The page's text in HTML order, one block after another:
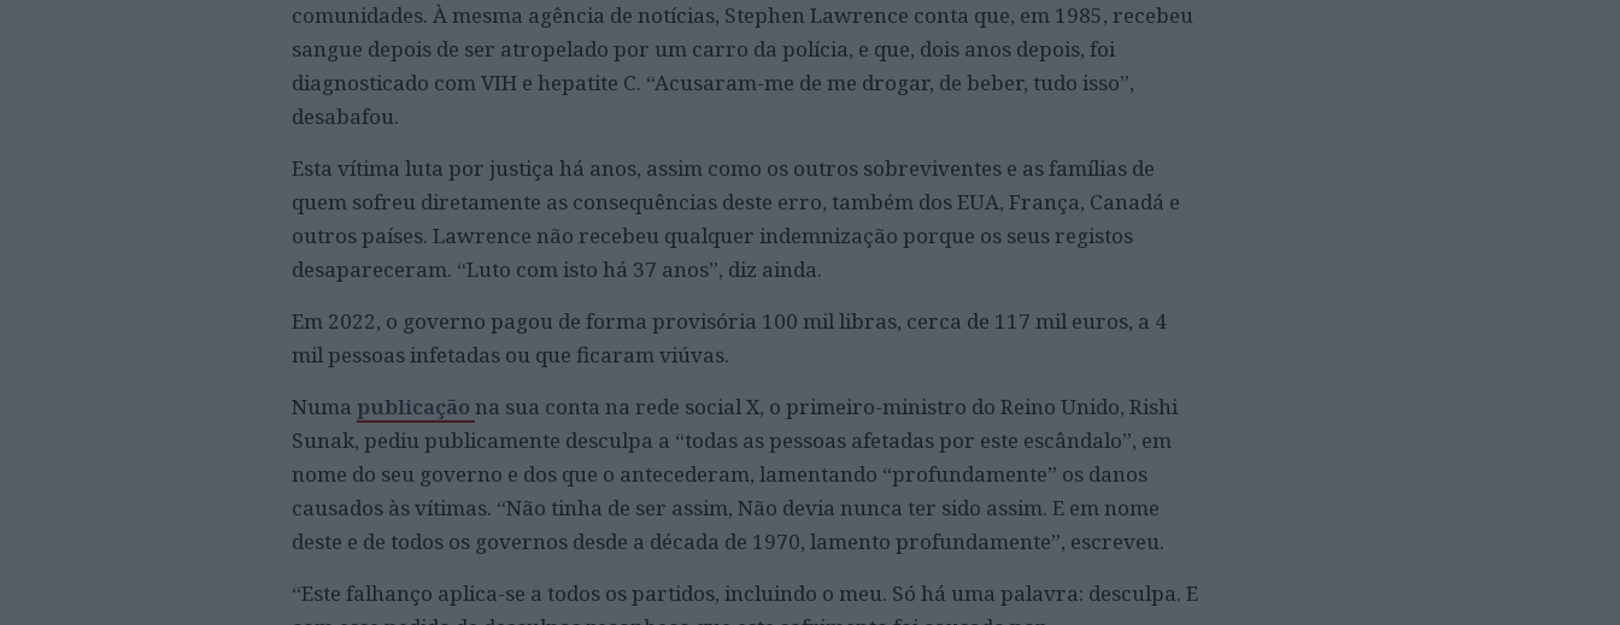
comunidades. À mesma agência de notícias, Stephen Lawrence conta que, em 1985, recebeu
sangue depois de ser atropelado por um carro da polícia, e que, dois anos depois, foi
diagnosticado com VIH e hepatite C. “Acusaram-me de me drogar, de beber, tudo isso”,
desabafou.
Esta vítima luta por justiça há anos, assim como os outros sobreviventes e as famílias de
quem sofreu diretamente as consequências deste erro, também dos EUA, França, Canadá e
outros países. Lawrence não recebeu qualquer indemnização porque os seus registos
desapareceram. “Luto com isto há 37 anos”, diz ainda.
Em 2022, o governo pagou de forma provisória 100 mil libras, cerca de 117 mil euros, a 4
mil pessoas infetadas ou que ficaram viúvas.
Numa publicação na sua conta na rede social X, o primeiro-ministro do Reino Unido, Rishi
Sunak, pediu publicamente desculpa a “todas as pessoas afetadas por este escândalo”, em
nome do seu governo e dos que o antecederam, lamentando “profundamente” os danos
causados às vítimas. “Não tinha de ser assim, Não devia nunca ter sido assim. E em nome
deste e de todos os governos desde a década de 1970, lamento profundamente”, escreveu.
“Este falhanço aplica-se a todos os partidos, incluindo o meu. Só há uma palavra: desculpa. E